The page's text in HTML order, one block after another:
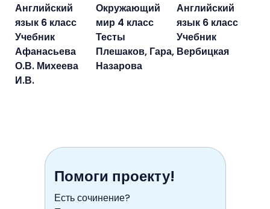
Английский
язык 6 класс
Учебник
Афанасьева
О.В. Михеева
И.В.
Окружающий
мир 4 класс
Тесты
Плешаков, Гара,
Назарова
Английский
язык 6 класс
Учебник
Вербицкая
Помоги проекту!
Есть сочинение?